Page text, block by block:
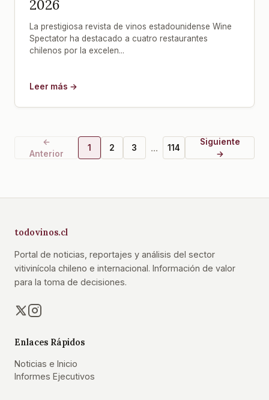
2026
La prestigiosa revista de vinos estadounidense Wine
Spectator ha destacado a cuatro restaurantes
chilenos por la excelen...
Leer más →
←
Anterior
1 2 3 ... 114
Siguiente
→
todovinos.cl
Portal de noticias, reportajes y análisis del sector
vitivinícola chileno e internacional. Información de valor
para la toma de decisiones.
Enlaces Rápidos
Noticias e Inicio
Informes Ejecutivos